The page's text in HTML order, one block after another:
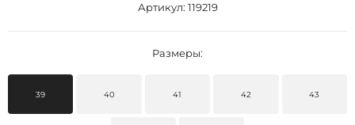
Артикул: 119219
Размеры:
39 40 41 42 43